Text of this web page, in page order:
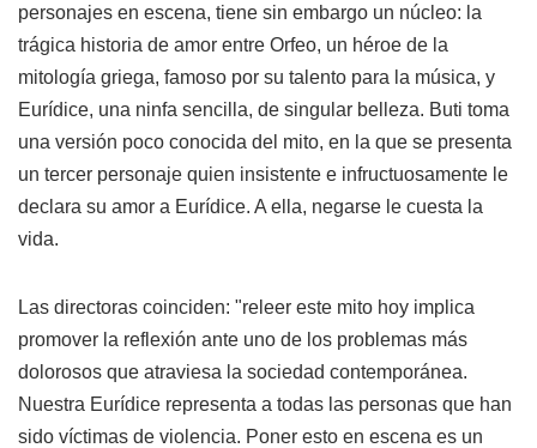
personajes en escena, tiene sin embargo un núcleo: la
trágica historia de amor entre Orfeo, un héroe de la
mitología griega, famoso por su talento para la música, y
Eurídice, una ninfa sencilla, de singular belleza. Buti toma
una versión poco conocida del mito, en la que se presenta
un tercer personaje quien insistente e infructuosamente le
declara su amor a Eurídice. A ella, negarse le cuesta la
vida.
Las directoras coinciden: "releer este mito hoy implica
promover la reflexión ante uno de los problemas más
dolorosos que atraviesa la sociedad contemporánea.
Nuestra Eurídice representa a todas las personas que han
sido víctimas de violencia. Poner esto en escena es un